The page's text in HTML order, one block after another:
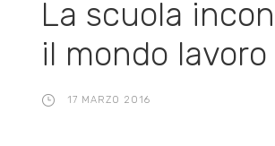
La scuola
il mondo lavoro
17 MARZO 2016